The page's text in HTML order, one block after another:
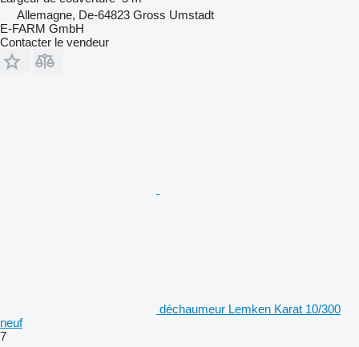
Allemagne, De-64823 Gross Umstadt
E-FARM GmbH
Contacter le vendeur
déchaumeur Lemken Karat 10/300
neuf
7